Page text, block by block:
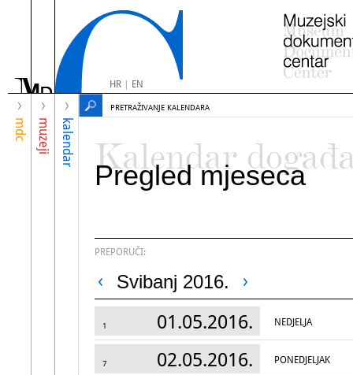
HR| EN
mdc muzeji kalendar
PRETRAŽIVANJE KALENDARA
Kalendar
Pregled mjeseca
PREPORUČI:
Svibanj 2016.
1 01.05.2016. NEDJELJA
7 02.05.2016. PONEDJELJAK